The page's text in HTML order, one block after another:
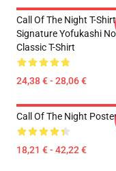
Call Of The Night T-
Signature Yofukashi No
Classic T-Shirt
24,38 € - 28,06 €
Call Of The Night
18,21 € - 42,22 €